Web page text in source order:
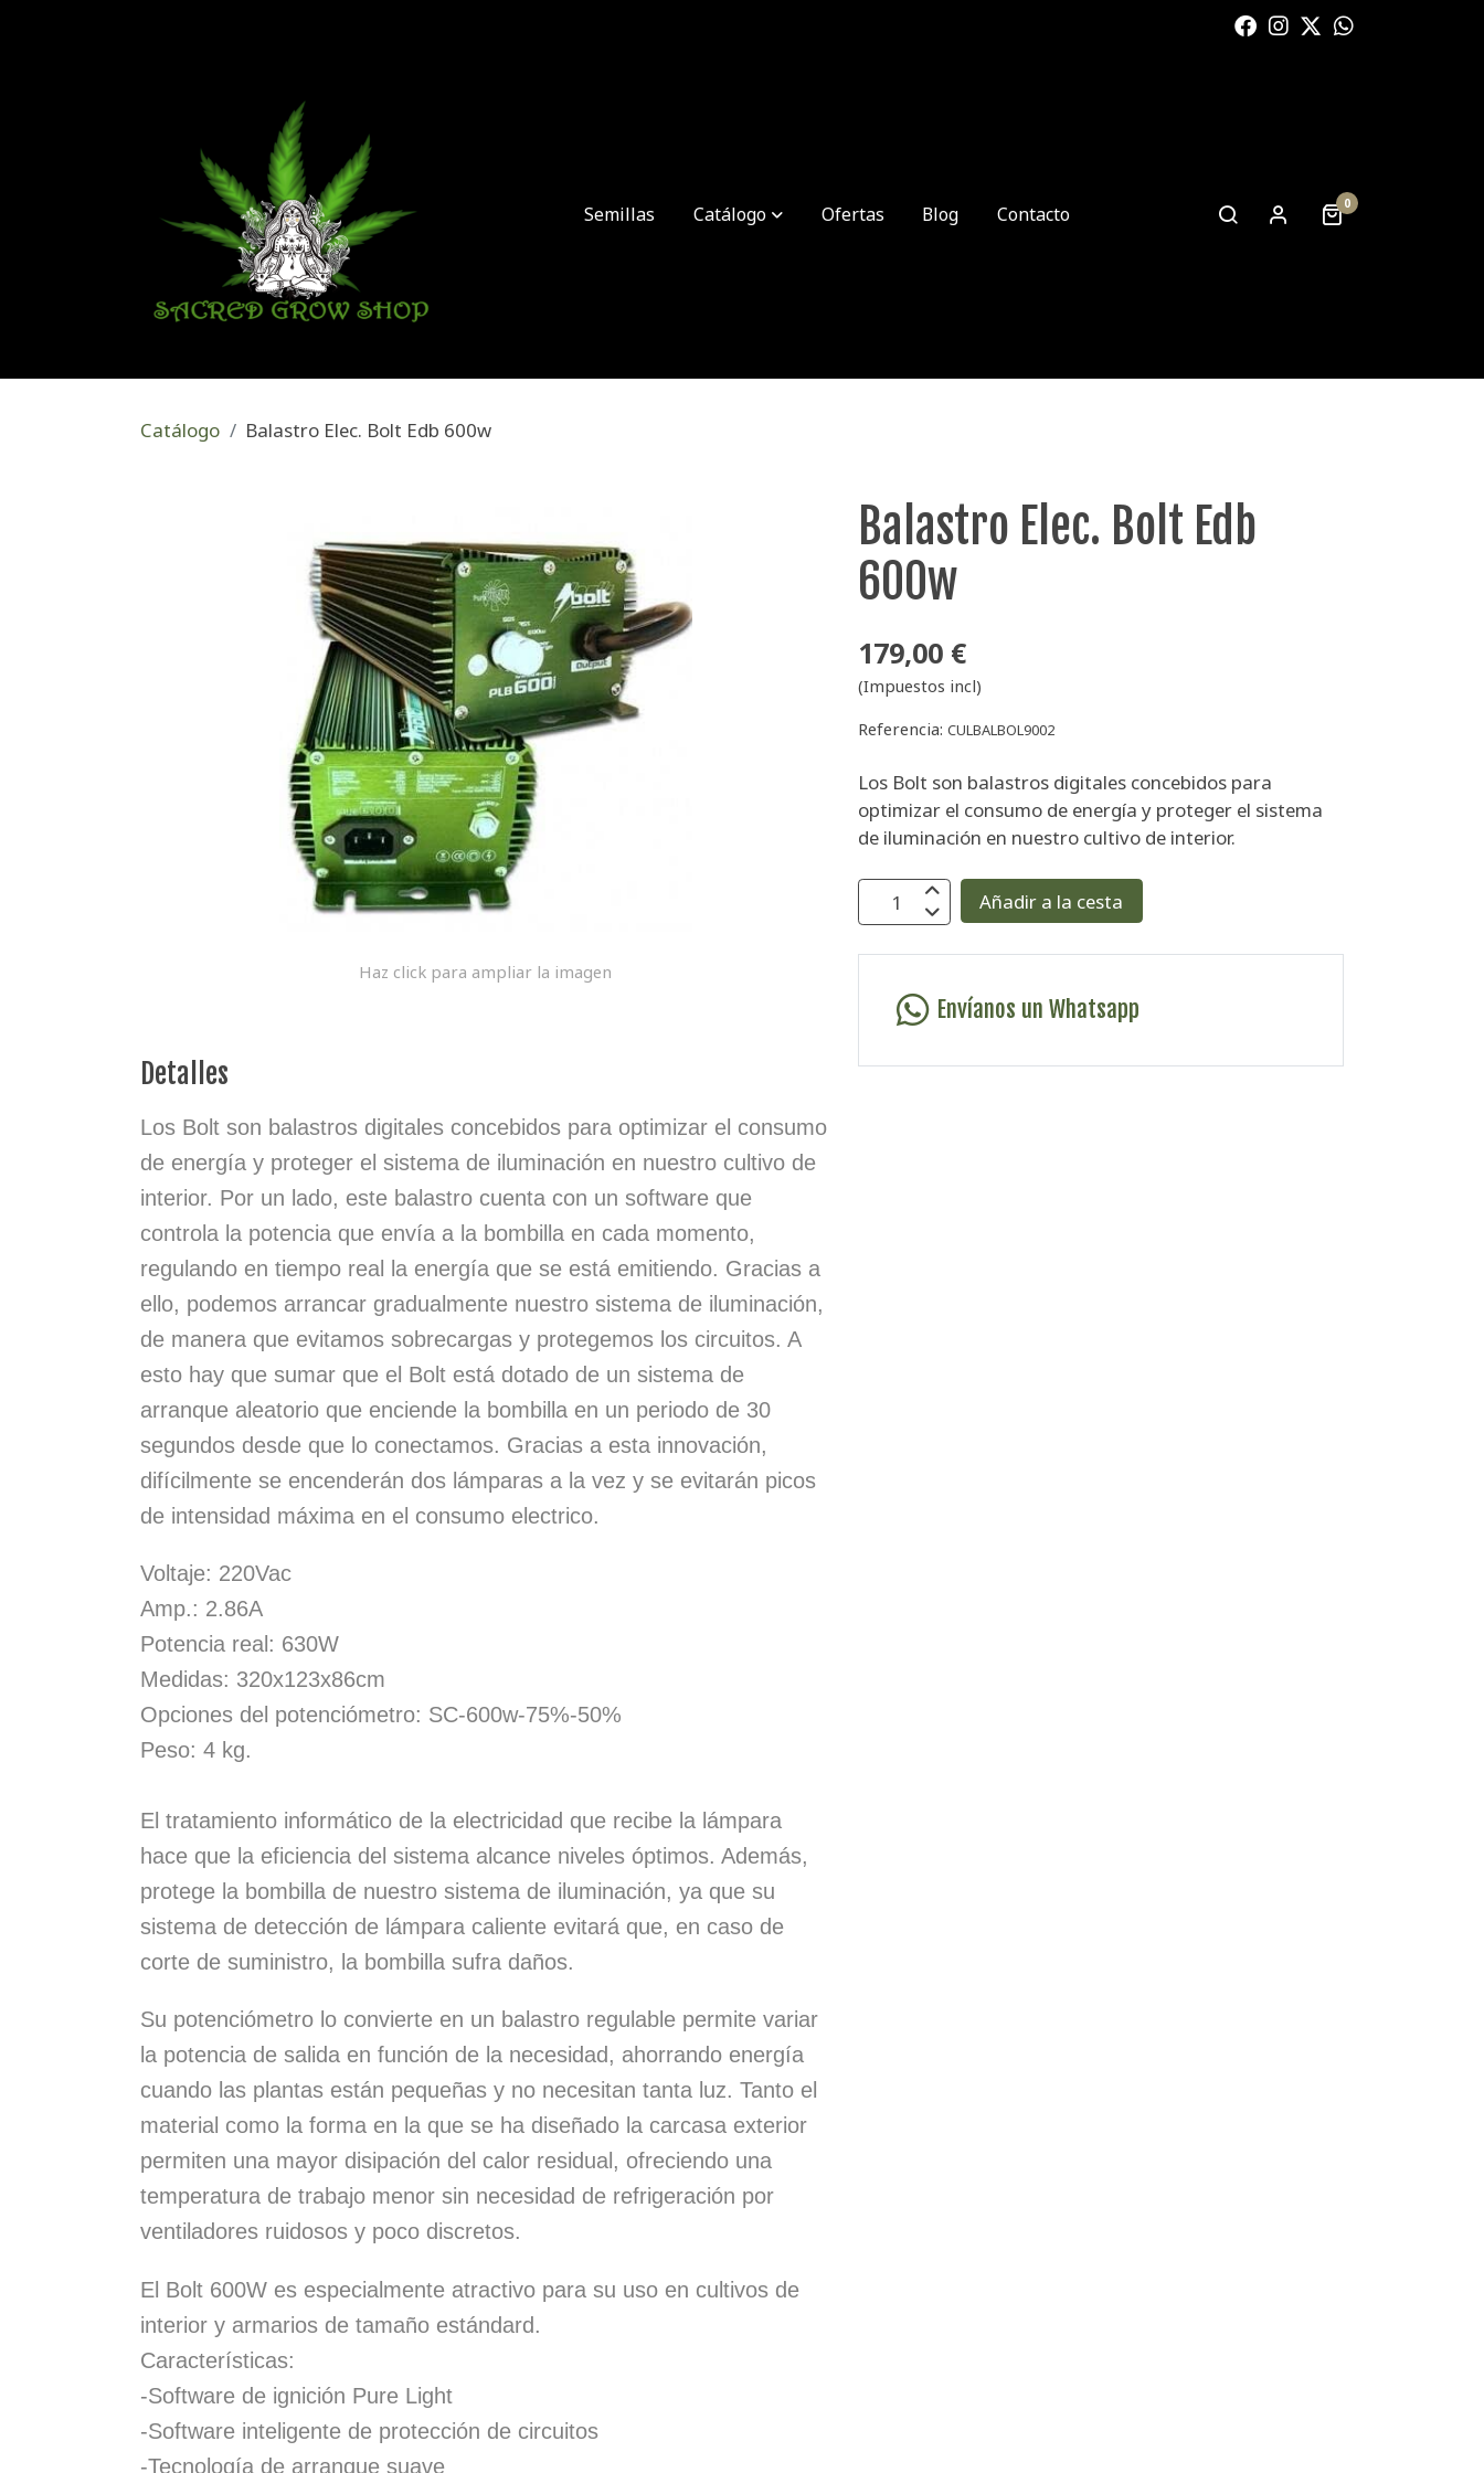
Semillas Catálogo Ofertas Blog Contacto 0
Catálogo Balastro Elec. Bolt Edb 600w
Haz click para ampliar la imagen
Detalles
Los Bolt son balastros digitales concebidos para optimizar el consumo
de energía y proteger el sistema de iluminación en nuestro cultivo de
interior. Por un lado, este balastro cuenta con un software que
controla la potencia que envía a la bombilla en cada momento,
regulando en tiempo real la energía que se está emitiendo. Gracias a
ello, podemos arrancar gradualmente nuestro sistema de iluminación,
de manera que evitamos sobrecargas y protegemos los circuitos. A
esto hay que sumar que el Bolt está dotado de un sistema de
arranque aleatorio que enciende la bombilla en un periodo de 30
segundos desde que lo conectamos. Gracias a esta innovación,
difícilmente se encenderán dos lámparas a la vez y se evitarán picos
de intensidad máxima en el consumo electrico.
Voltaje: 220Vac
Amp.: 2.86A
Potencia real: 630W
Medidas: 320x123x86cm
Opciones del potenciómetro: SC-600w-75%-50%
Peso: 4 kg.
El tratamiento informático de la electricidad que recibe la lámpara
hace que la eficiencia del sistema alcance niveles óptimos. Además,
protege la bombilla de nuestro sistema de iluminación, ya que su
sistema de detección de lámpara caliente evitará que, en caso de
corte de suministro, la bombilla sufra daños.
Su potenciómetro lo convierte en un balastro regulable permite variar
la potencia de salida en función de la necesidad, ahorrando energía
cuando las plantas están pequeñas y no necesitan tanta luz. Tanto el
material como la forma en la que se ha diseñado la carcasa exterior
permiten una mayor disipación del calor residual, ofreciendo una
temperatura de trabajo menor sin necesidad de refrigeración por
ventiladores ruidosos y poco discretos.
El Bolt 600W es especialmente atractivo para su uso en cultivos de
interior y armarios de tamaño estándard.
Características:
-Software de ignición Pure Light
-Software inteligente de protección de circuitos
-Tecnología de arranque suave
Balastro Elec. Bolt Edb
600w
179,00 €
(Impuestos incl)
Referencia:CULBALBOL9002
Los Bolt son balastros digitales concebidos para
optimizar el consumo de energía y proteger el sistema
de iluminación en nuestro cultivo de interior.
Añadir a la cesta
Envíanos un Whatsapp